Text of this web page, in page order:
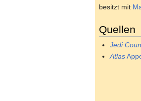
besitzt mit
Quellen
Jedi
Atlas